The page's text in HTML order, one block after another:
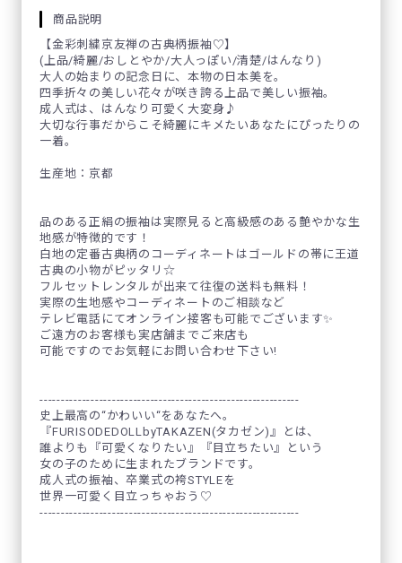
商品説明
【金彩刺繍京友禅の古典柄振袖♡】
(上品/綺麗/おしとやか/大人っぽい/清楚/はんなり)
大人の始まりの記念日に、本物の日本美を。
四季折々の美しい花々が咲き誇る上品で美しい振袖。
成人式は、はんなり可愛く大変身♪
大切な行事だからこそ綺麗にキメたいあなたにぴったりの
一着。
生産地：京都
品のある正絹の振袖は実際見ると高級感のある艶やかな生
地感が特徴的です！
白地の定番古典柄のコーディネートはゴールドの帯に王道
古典の小物がピッタリ☆
フルセットレンタルが出来て往復の送料も無料！
実際の生地感やコーディネートのご相談など
テレビ電話にてオンライン接客も可能でございます✨
ご遠方のお客様も実店舗までご来店も
可能ですのでお気軽にお問い合わせ下さい!
-------------------------------------------------------------
史上最高の“かわいい“をあなたへ。
『FURISODEDOLLbyTAKAZEN(タカゼン)』とは、
誰よりも『可愛くなりたい』『目立ちたい』という
女の子のために生まれたブランドです。
成人式の振袖、卒業式の袴STYLEを
世界一可愛く目立っちゃおう♡
-------------------------------------------------------------